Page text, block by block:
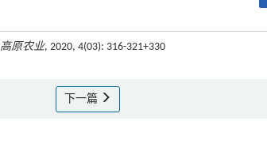
高原农业, 2020, 4(03): 316-321+330
下一篇